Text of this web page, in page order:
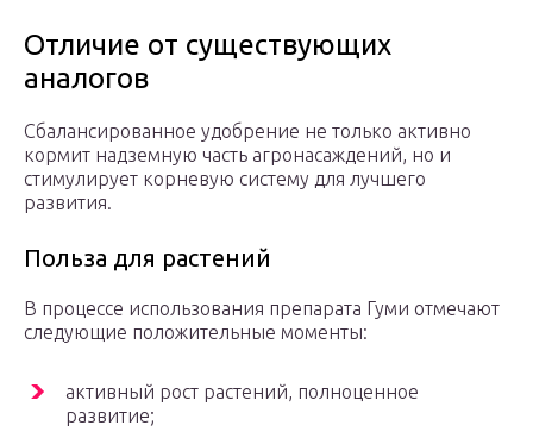
Отличие от существующих
аналогов
Сбалансированное удобрение не только активно
кормит надземную часть агронасаждений, но и
стимулирует корневую систему для лучшего
развития.
Польза для растений
В процессе использования препарата Гуми отмечают
следующие положительные моменты:
активный рост растений, полноценное
развитие;